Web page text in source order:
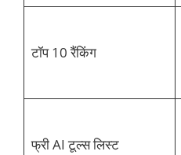
टॉप 10 रैंकिंग
फ्री AI टूल्स लिस्ट